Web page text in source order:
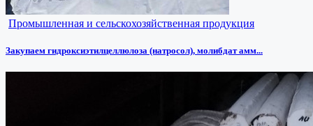
Промышленная и сельскохозяйственная продукция
Закупаем гидроксиэтилцеллюлоза (натросол), молибдат амм...